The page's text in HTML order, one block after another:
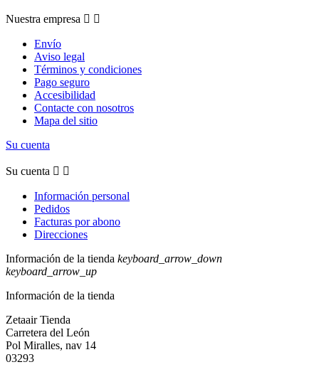
Nuestra empresa  
Envío
Aviso legal
Términos y condiciones
Pago seguro
Accesibilidad
Contacte con nosotros
Mapa del sitio
Su cuenta
Su cuenta  
Información personal
Pedidos
Facturas por abono
Direcciones
Información de la tienda keyboard_arrow_down
keyboard_arrow_up
Información de la tienda
Zetaair Tienda
Carretera del León
Pol Miralles, nav 14
03293